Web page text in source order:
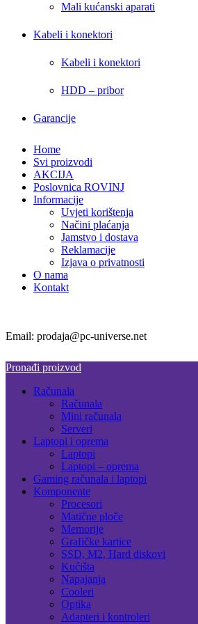
Mali kućanski aparati
Kabeli i konektori
Kabeli i konektori
HDD – pribor
Garancije
Home
Svi proizvodi
AKCIJA
Poslovnica ROVINJ
Informacije
Uvjeti korištenja
Načini plaćanja
Jamstvo i dostava
Reklamacije
Izjava o privatnosti
O nama
Kontakt
Email: prodaja@pc-universe.net
Pronađi proizvod
Računala
Računala
Mini računala
Serveri
Laptopi i oprema
Laptopi
Laptopi – oprema
Gaming računala i laptopi
Komponente
Procesori
Matične ploče
Memorije
Grafičke kartice
SSD, M2, Hard diskovi
Kućišta
Napajanja
Cooleri
Optika
Adapteri i kontroleri